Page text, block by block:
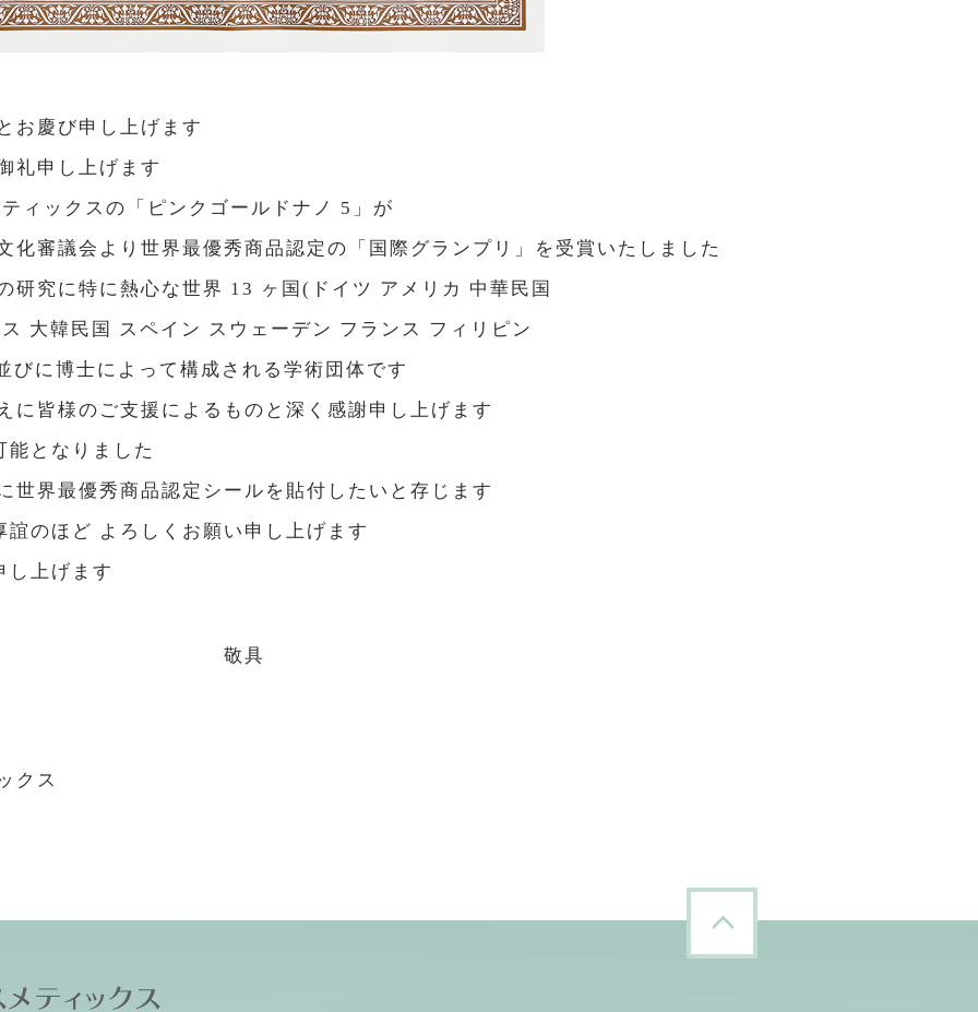
お慶び申し上げます
礼申し上げます
ィックスの「ピンクゴールドナノ 5」が
化審議会より世界最優秀商品認定の「国際グランプリ」を受賞いたしました
研究に特に熱心な世界 13 ヶ国(ドイツ アメリカ 中華民国
大韓民国 スペイン スウェーデン フランス フィリピン
に博士によって構成される学術団体です
に皆様のご支援によるものと深く感謝申し上げます
能となりました
世界最優秀商品認定シールを貼付したいと存じます
のほど よろしくお願い申し上げます
し上げます
敬具
クス